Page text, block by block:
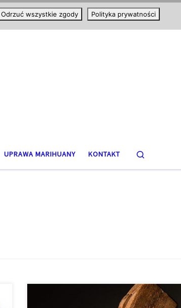
UPRAWA MARIHUANY KONTAKT
Aby skutecznie zbudować mięśnie, ważne jest, aby
Odrzuć wszystkie zgody Polityka prywatności